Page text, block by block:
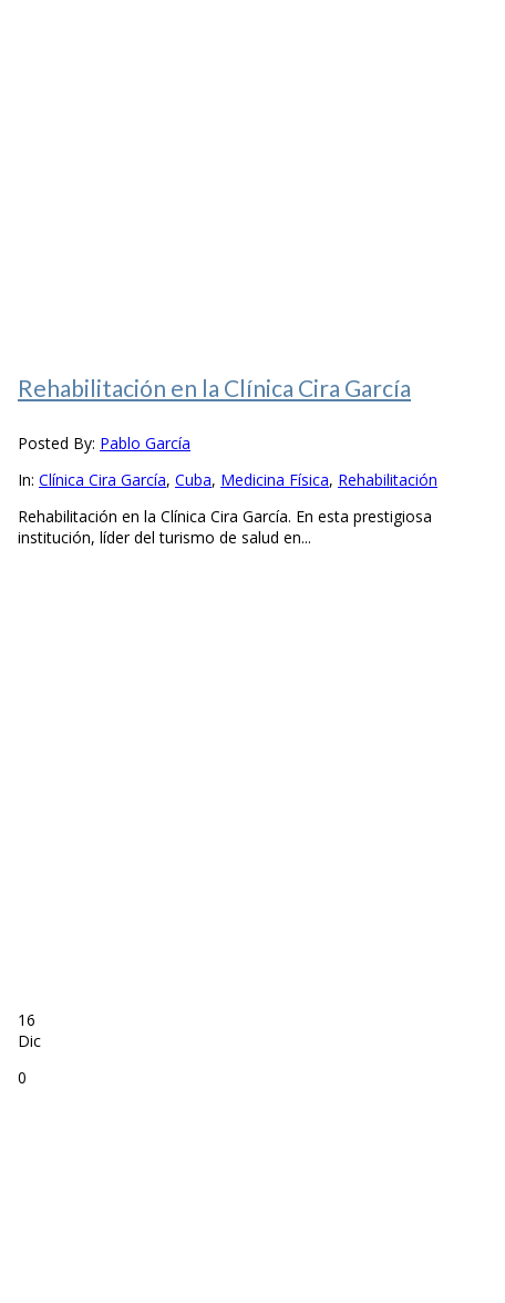
Rehabilitación en la Clínica Cira García
Posted By: Pablo García
In: Clínica Cira García, Cuba, Medicina Física, Rehabilitación
Rehabilitación en la Clínica Cira García. En esta prestigiosa
institución, líder del turismo de salud en...
16
Dic
0